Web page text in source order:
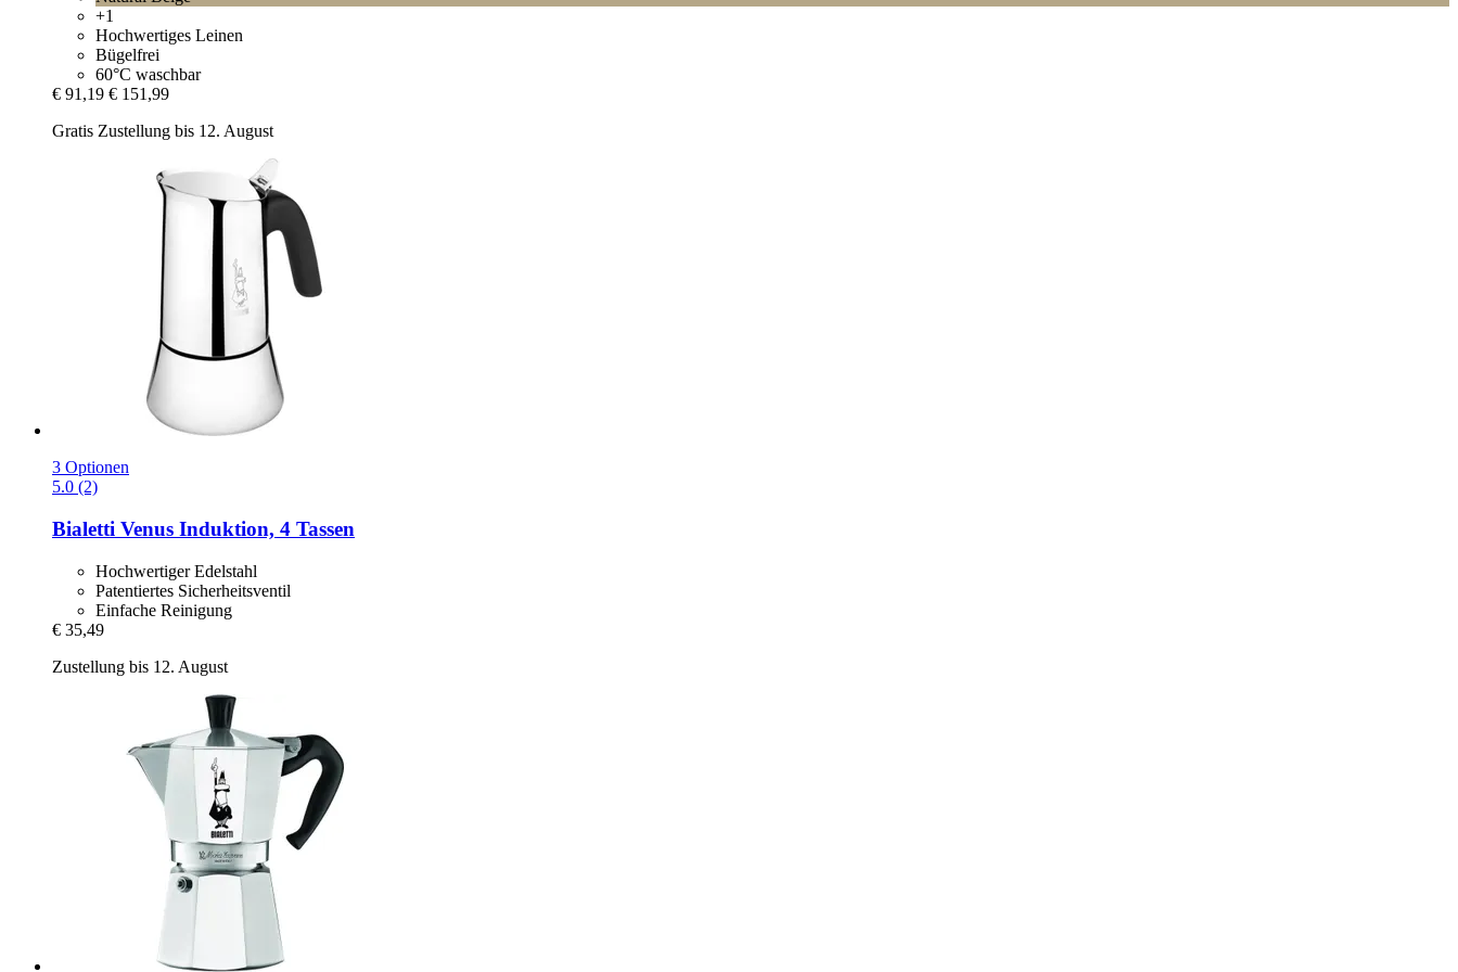
+1
Hochwertiges Leinen
Bügelfrei
60°C waschbar
€ 91,19 € 151,99
Gratis Zustellung bis 12. August
3 Optionen
5.0 (2)
Bialetti Venus Induktion, 4 Tassen
Hochwertiger Edelstahl
Patentiertes Sicherheitsventil
Einfache Reinigung
€ 35,49
Zustellung bis 12. August